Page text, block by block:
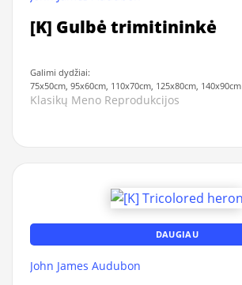
[K] Gulbė trimitininkė
Galimi dydžiai:
75x50cm, 95x60cm, 110x70cm, 125x80cm, 140x90cm
Klasikų Meno Reprodukcijos
DAUGIAU
John James Audubon